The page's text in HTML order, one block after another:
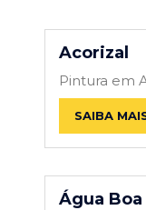
Acorizal
Pintura em
SAIBA
Água Boa